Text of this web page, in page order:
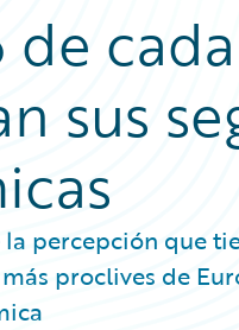
sus
percepción que
proclives de